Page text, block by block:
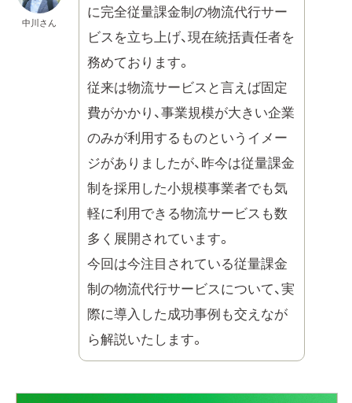
中川さん
に完全従量課金制の物流代行サー
ビスを立ち上げ、現在統括責任者を
務めております。
従来は物流サービスと言えば固定
費がかかり、事業規模が大きい企業
のみが利用するものというイメー
ジがありましたが、昨今は従量課金
制を採用した小規模事業者でも気
軽に利用できる物流サービスも数
多く展開されています。
今回は今注目されている従量課金
制の物流代行サービスについて、実
際に導入した成功事例も交えなが
ら解説いたします。